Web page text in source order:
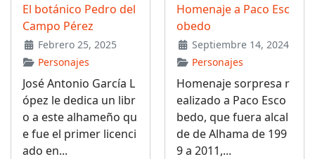
El botánico Pedro del
Campo Pérez
Febrero 25, 2025
Personajes
José Antonio García L
ópez le dedica un libr
o a este alhameño qu
e fue el primer licenci
ado en...
Homenaje a Paco Esc
obedo
Septiembre 14, 2024
Personajes
Homenaje sorpresa r
ealizado a Paco Esco
bedo, que fuera alcal
de de Alhama de 199
9 a 2011,...